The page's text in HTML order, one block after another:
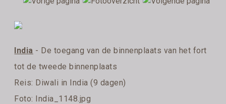
India - De toegang van de binnenplaats van het fort
tot de tweede binnenplaats
Reis: Diwali in India (9 dagen)
Foto: India_1148.jpg